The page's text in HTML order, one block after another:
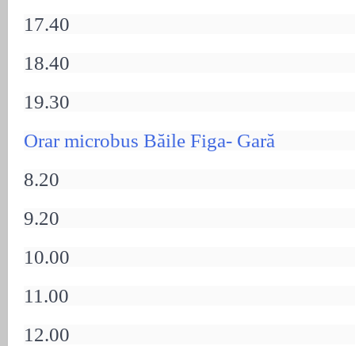
17.40
18.40
19.30
Orar microbus Băile Figa- Gară
8.20
9.20
10.00
11.00
12.00